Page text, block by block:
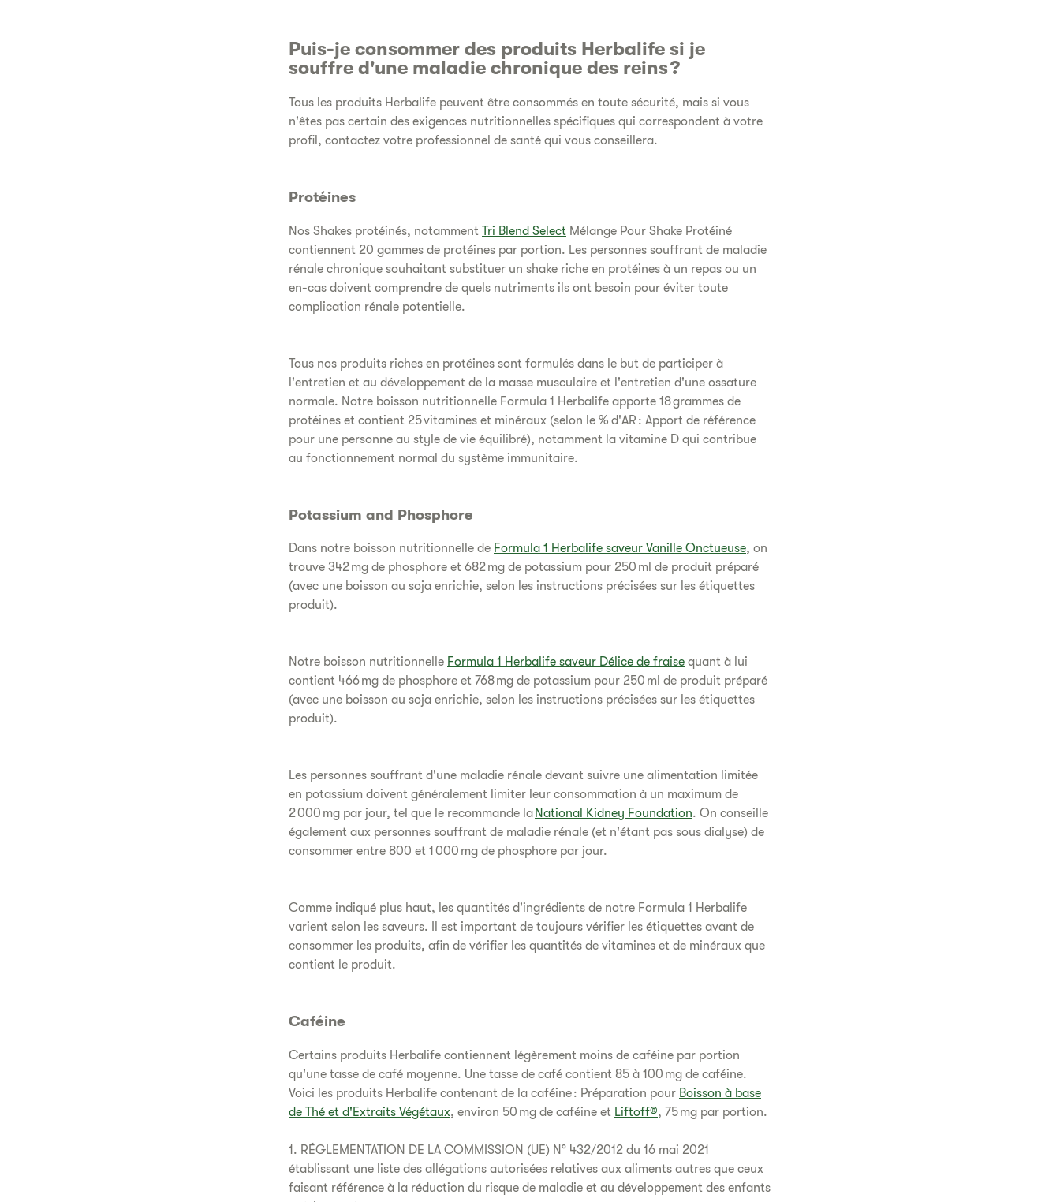
Puis-je consommer des produits Herbalife si je
souffre d'une maladie chronique des reins ?
Tous les produits Herbalife peuvent être consommés en toute sécurité, mais si vous
n'êtes pas certain des exigences nutritionnelles spécifiques qui correspondent à votre
profil, contactez votre professionnel de santé qui vous conseillera.
Protéines
Nos Shakes protéinés, notamment Tri Blend Select Mélange Pour Shake Protéiné
contiennent 20 gammes de protéines par portion. Les personnes souffrant de maladie
rénale chronique souhaitant substituer un shake riche en protéines à un repas ou un
en-cas doivent comprendre de quels nutriments ils ont besoin pour éviter toute
complication rénale potentielle.
Tous nos produits riches en protéines sont formulés dans le but de participer à
l'entretien et au développement de la masse musculaire et l'entretien d'une ossature
normale. Notre boisson nutritionnelle Formula 1 Herbalife apporte 18 grammes de
protéines et contient 25 vitamines et minéraux (selon le % d'AR : Apport de référence
pour une personne au style de vie équilibré), notamment la vitamine D qui contribue
au fonctionnement normal du système immunitaire.
Potassium and Phosphore
Dans notre boisson nutritionnelle de Formula 1 Herbalife saveur Vanille Onctueuse, on
trouve 342 mg de phosphore et 682 mg de potassium pour 250 ml de produit préparé
(avec une boisson au soja enrichie, selon les instructions précisées sur les étiquettes
produit).
Notre boisson nutritionnelle Formula 1 Herbalife saveur Délice de fraise quant à lui
contient 466 mg de phosphore et 768 mg de potassium pour 250 ml de produit préparé
(avec une boisson au soja enrichie, selon les instructions précisées sur les étiquettes
produit).
Les personnes souffrant d'une maladie rénale devant suivre une alimentation limitée
en potassium doivent généralement limiter leur consommation à un maximum de
2 000 mg par jour, tel que le recommande la National Kidney Foundation. On conseille
également aux personnes souffrant de maladie rénale (et n'étant pas sous dialyse) de
consommer entre 800 et 1 000 mg de phosphore par jour.
Comme indiqué plus haut, les quantités d'ingrédients de notre Formula 1 Herbalife
varient selon les saveurs. Il est important de toujours vérifier les étiquettes avant de
consommer les produits, afin de vérifier les quantités de vitamines et de minéraux que
contient le produit.
Caféine
Certains produits Herbalife contiennent légèrement moins de caféine par portion
qu'une tasse de café moyenne. Une tasse de café contient 85 à 100 mg de caféine.
Voici les produits Herbalife contenant de la caféine : Préparation pour Boisson à base
de Thé et d'Extraits Végétaux, environ 50 mg de caféine et Liftoff®, 75 mg par portion.
1. RÉGLEMENTATION DE LA COMMISSION (UE) N° 432/2012 du 16 mai 2021
établissant une liste des allégations autorisées relatives aux aliments autres que ceux
faisant référence à la réduction du risque de maladie et au développement des enfants